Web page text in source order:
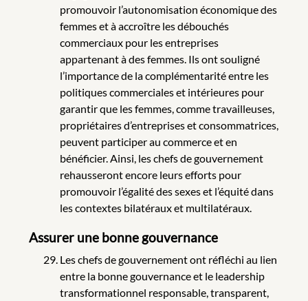
promouvoir l’autonomisation économique des
femmes et à accroître les débouchés
commerciaux pour les entreprises
appartenant à des femmes. Ils ont souligné
l’importance de la complémentarité entre les
politiques commerciales et intérieures pour
garantir que les femmes, comme travailleuses,
propriétaires d’entreprises et consommatrices,
peuvent participer au commerce et en
bénéficier. Ainsi, les chefs de gouvernement
rehausseront encore leurs efforts pour
promouvoir l’égalité des sexes et l’équité dans
les contextes bilatéraux et multilatéraux.
Assurer une bonne gouvernance
Les chefs de gouvernement ont réfléchi au lien
entre la bonne gouvernance et le leadership
transformationnel responsable, transparent,